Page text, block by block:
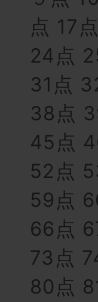
点 17点
24点
31点
38点
45点
52点
59点
66点
73点
80点